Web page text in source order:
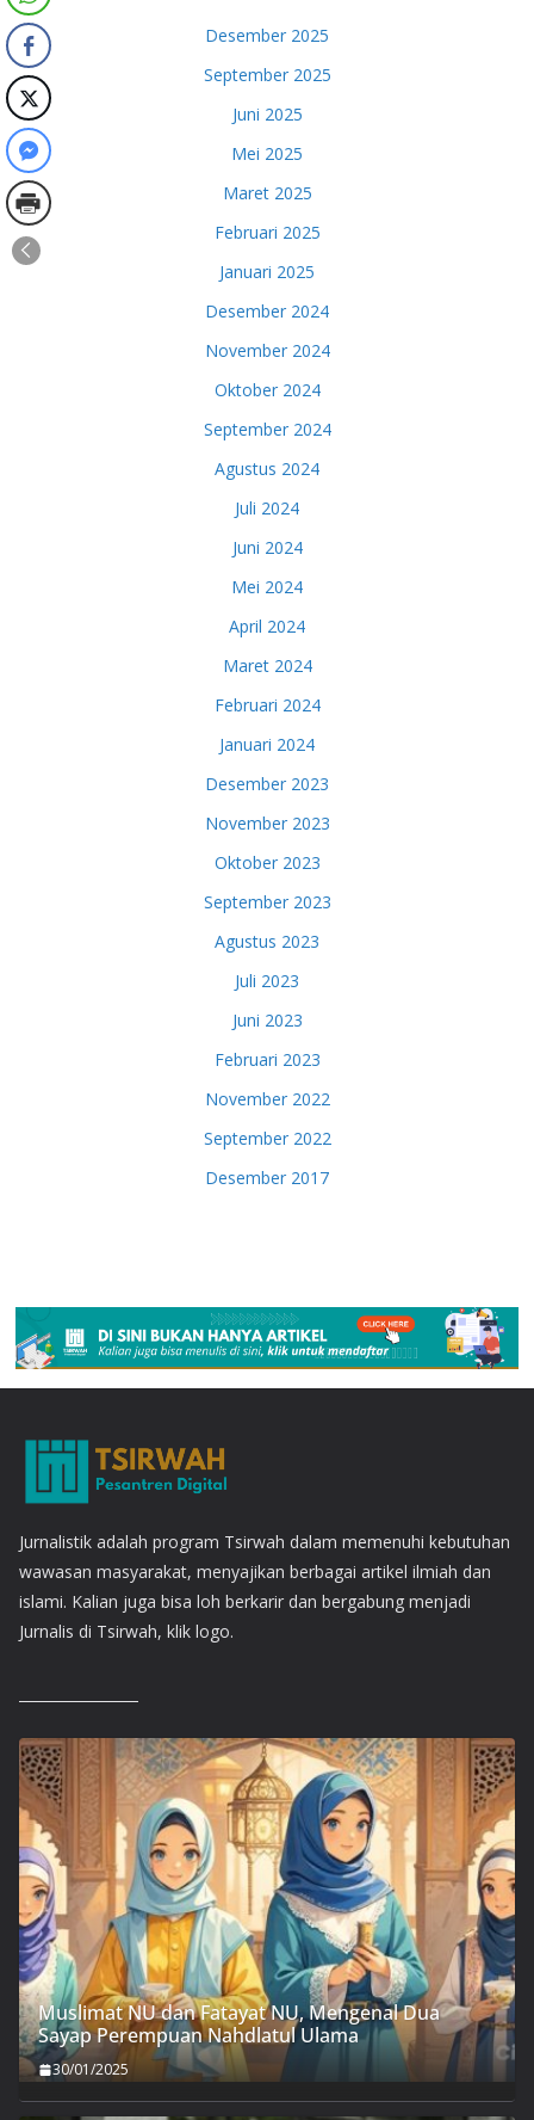
Desember 2025
September 2025
Juni 2025
Mei 2025
Maret 2025
Februari 2025
Januari 2025
Desember 2024
November 2024
Oktober 2024
September 2024
Agustus 2024
Juli 2024
Juni 2024
Mei 2024
April 2024
Maret 2024
Februari 2024
Januari 2024
Desember 2023
November 2023
Oktober 2023
September 2023
Agustus 2023
Juli 2023
Juni 2023
Februari 2023
November 2022
September 2022
Desember 2017
Jurnalistik adalah program Tsirwah dalam memenuhi kebutuhan
wawasan masyarakat, menyajikan berbagai artikel ilmiah dan
islami. Kalian juga bisa loh berkarir dan bergabung menjadi
Jurnalis di Tsirwah, klik logo.
Muslimat NU dan Fatayat NU, Mengenal Dua
Sayap Perempuan Nahdlatul Ulama
30/01/2025